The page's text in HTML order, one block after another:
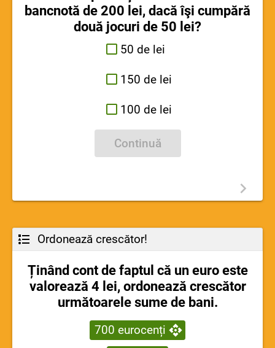
bancnotă de 200 lei, dacă îşi cumpără
două jocuri de 50 lei?
50 de lei
150 de lei
100 de lei
Continuă
Ordonează crescător!
Ținând cont de faptul că un euro este
valorează 4 lei, ordonează crescător
următoarele sume de bani.
700 eurocenți